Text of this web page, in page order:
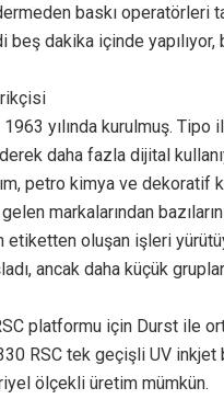
baskı operatörleri
dakika içinde
yılında kurulmuş.
daha fazla dijital
petro kimya ve dekoratif
markalarından
etiketten oluşan işleri
ancak daha küçük
platformu için Durst ile
RSC tek geçişli UV
ölçekli üretim mümkün.